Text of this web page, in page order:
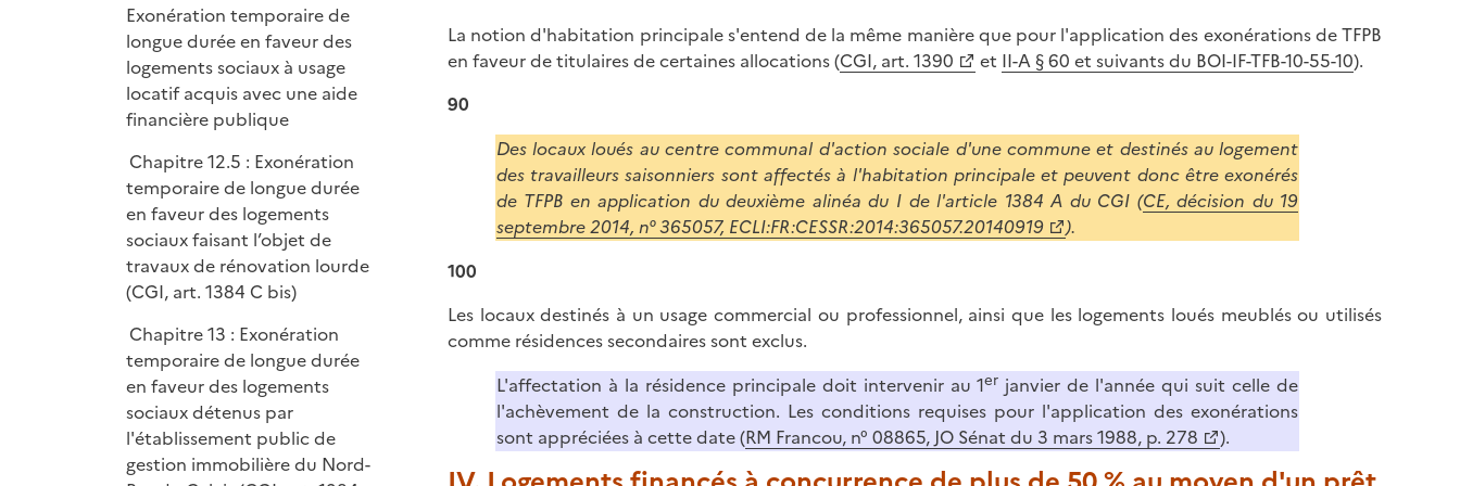
é
p
l
i
e
Exonération temporaire de
longue durée en faveur des
logements sociaux à usage
locatif acquis avec une aide
financière publique
Chapitre 12.5 : Exonération
temporaire de longue durée
en faveur des logements
sociaux faisant l’objet de
travaux de rénovation lourde
(CGI, art. 1384 C bis)
Chapitre 13 : Exonération
temporaire de longue durée
en faveur des logements
sociaux détenus par
l'établissement public de
gestion immobilière du Nord-
La notion d'habitation principale s'entend de la même manière que pour l'application des exonérations de TFPB
en faveur de titulaires de certaines allocations (CGI, art. 1390 et II-A § 60 et suivants du BOI-IF-TFB-10-55-10).
90
Des locaux loués au centre communal d'action sociale d'une commune et destinés au logement
des travailleurs saisonniers sont affectés à l'habitation principale et peuvent donc être exonérés
de TFPB en application du deuxième alinéa du I de l'article 1384 A du CGI (CE, décision du 19
septembre 2014, n° 365057, ECLI:FR:CESSR:2014:365057.20140919
).
100
Les locaux destinés à un usage commercial ou professionnel, ainsi que les logements loués meublés ou utilisés
comme résidences secondaires sont exclus.
L'affectation à la résidence principale doit intervenir au 1er janvier de l'année qui suit celle de
l'achèvement de la construction. Les conditions requises pour l'application des exonérations
sont appréciées à cette date (RM Francou, n° 08865, JO Sénat du 3 mars 1988, p. 278 ).